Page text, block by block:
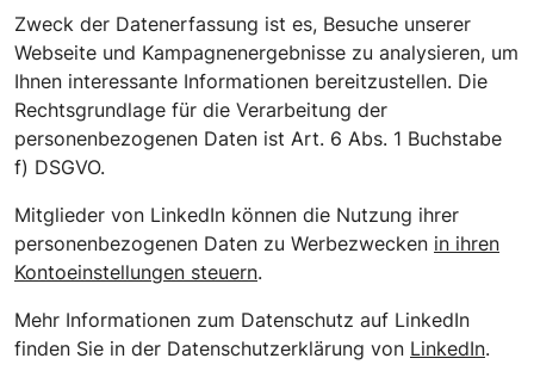
Zweck der Datenerfassung ist es, Besuche unserer
Webseite und Kampagnenergebnisse zu analysieren, um
Ihnen interessante Informationen bereitzustellen. Die
Rechtsgrundlage für die Verarbeitung der
personenbezogenen Daten ist Art. 6 Abs. 1 Buchstabe
f) DSGVO.
Mitglieder von LinkedIn können die Nutzung ihrer
personenbezogenen Daten zu Werbezwecken in ihren
Kontoeinstellungen steuern.
Mehr Informationen zum Datenschutz auf LinkedIn
finden Sie in der Datenschutzerklärung von LinkedIn.